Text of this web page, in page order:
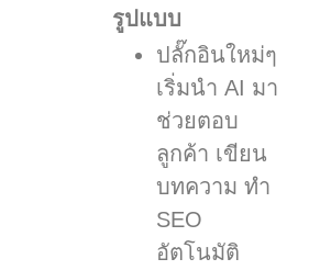
รูปแบบ
ปลั๊กอินใหม่ๆ
เริ่มนำ AI มา
ช่วยตอบ
ลูกค้า เขียน
บทความ ทำ
SEO
อัตโนมัติ